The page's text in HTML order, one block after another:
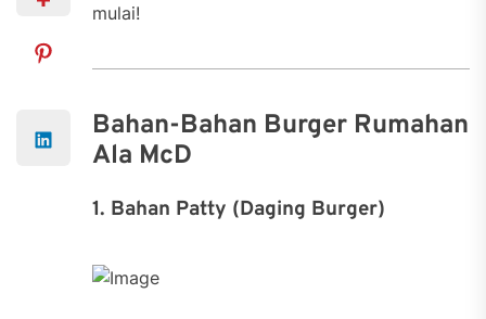
mulai!
Bahan-Bahan Burger Rumahan
Ala McD
1. Bahan Patty (Daging Burger)